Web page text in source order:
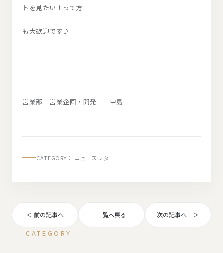
トを見たい！って方
も大歓迎です♪
営業部 営業企画・開発 中島
CATEGORY： ニュースレター
＜ 前の記事へ 一覧へ戻る 次の記事へ ＞
CATEGORY